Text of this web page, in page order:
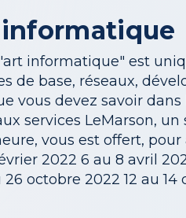
informatique" est
de base, réseaux,
vous devez savoir
services LeMarson,
vous est offert,
2022 6 au 8 avril
octobre 2022 12 au 14